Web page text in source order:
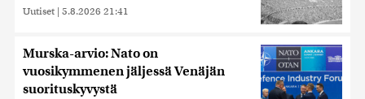
Uutiset | 5.8.2026 21:41
Murska-arvio: Nato on
vuosikymmenen jäljessä Venäjän
suorituskyvystä